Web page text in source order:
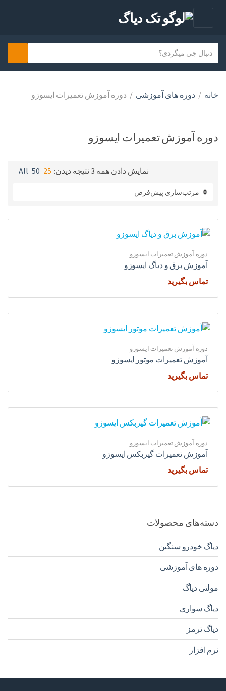
س
ت
ا
د
س
ت
ن
س
ت
خانه / دوره های آموزشی / دوره آموزش تعمیرات ایسوزو
دوره آموزش تعمیرات ایسوزو
نمایش دادن همه 3 نتیجه دیدن: 25
50
All
دوره آموزش تعمیرات ایسوزو
آموزش برق و دیاگ ایسوزو
تماس بگیرید
دوره آموزش تعمیرات ایسوزو
آموزش تعمیرات موتور ایسوزو
تماس بگیرید
دوره آموزش تعمیرات ایسوزو
آموزش تعمیرات گیربکس ایسوزو
تماس بگیرید
دسته‌های محصولات
دیاگ خودرو سنگین
دوره های آموزشی
مولتی دیاگ
دیاگ سواری
دیاگ ترمز
نرم افزار